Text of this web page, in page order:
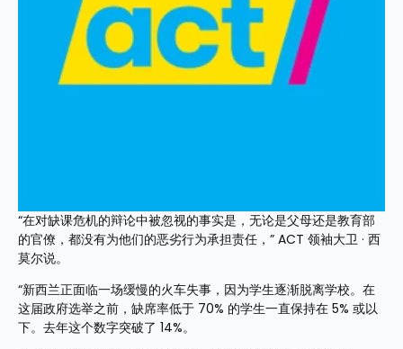
“在对缺课危机的辩论中被忽视的事实是，无论是父母还是教育部
的官僚，都没有为他们的恶劣行为承担责任，” ACT 领袖大卫 · 西
莫尔说。
“新西兰正面临一场缓慢的火车失事，因为学生逐渐脱离学校。在
这届政府选举之前，缺席率低于 70% 的学生一直保持在 5% 或以
下。去年这个数字突破了 14%。